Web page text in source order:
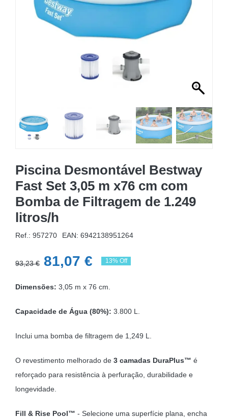
MOBILIÁRIO INSUFLÁVEL
CAMPISMO
ACESSÓRIOS PARA PISCINAS
PEÇAS DE SUBSTITUIÇÃO PARA PISCINAS
Piscina Desmontável Bestway
Fast Set 3,05 m x76 cm com
Bomba de Filtragem de 1.249
litros/h
Ref.: 957270 EAN: 6942138951264
93,23€ O
original
era:
81,07 €O
atual
é:
13% Off
Dimensões: 3,05 m x 76 cm.
Capacidade de Água (80%): 3.800 L.
Inclui uma bomba de filtragem de 1,249 L.
O revestimento melhorado de 3 camadas DuraPlus™ é
reforçado para resistência à perfuração, durabilidade e
longevidade.
Fill & Rise Pool™ - Selecione uma superfície plana, encha